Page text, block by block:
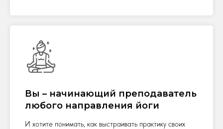
Вы – начинающий преподаватель
любого направления йоги
И хотите понимать, как выстраивать практику своих